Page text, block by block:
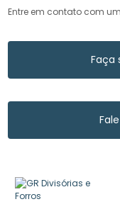
Entre em contato com
Faça